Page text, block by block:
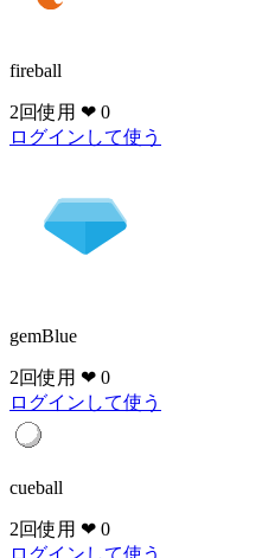
fireball
2回使用 ❤ 0
ログインして使う
gemBlue
2回使用 ❤ 0
ログインして使う
cueball
2回使用 ❤ 0
ログインして使う